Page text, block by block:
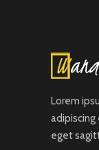
Lorem
adipiscing
eget